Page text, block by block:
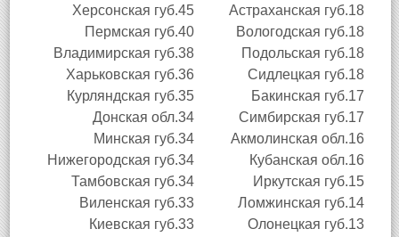
Херсонская губ.45 Астраханская губ.18
Пермская губ.40 Вологодская губ.18
Владимирская губ.38 Подольская губ.18
Харьковская губ.36 Сидлецкая губ.18
Курляндская губ.35 Бакинская губ.17
Донская обл.34 Симбирская губ.17
Минская губ.34 Акмолинская обл.16
Нижегородская губ.34 Кубанская обл.16
Тамбовская губ.34 Иркутская губ.15
Виленская губ.33 Ломжинская губ.14
Киевская губ.33 Олонецкая губ.13